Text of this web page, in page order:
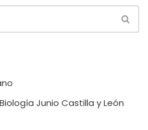
Junio Castilla y León